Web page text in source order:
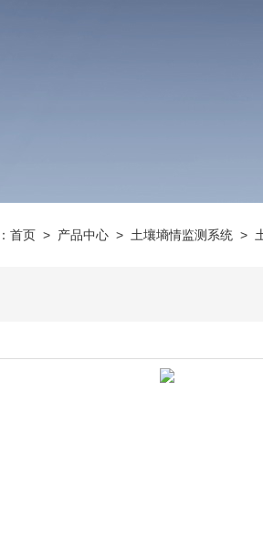
首页> 产品中心> 土壤墒情监测系统>